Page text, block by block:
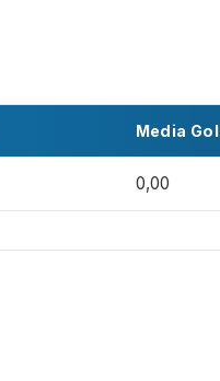
Media Gol
0,00